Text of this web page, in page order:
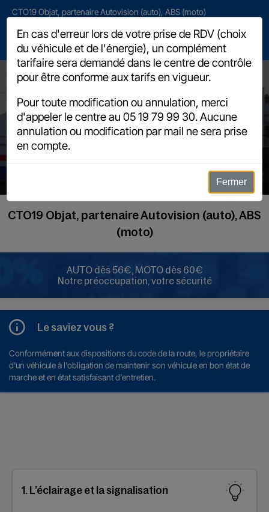
CTO19 Objat, partenaire Autovision (auto), ABS (moto)
2 avenue Henri de Jouvenel, 19130 Objat
05 19 79 99 30
Eviter la contre visite
CTO19 Objat, partenaire Autovision (auto), ABS
(moto)
AUTO dès 56€, MOTO dès 60€
Notre préoccupation, votre sécurité
Le saviez vous ?
Conformément aux dispositions du code de la route, le propriétaire
d'un véhicule à l'obligation de maintenir son véhicule en bon état de
marche et en état satisfaisant d'entretien.
1. L’éclairage et la signalisation
En cas d'erreur lors de votre prise de RDV (choix
du véhicule et de l'énergie), un complément
tarifaire sera demandé dans le centre de contrôle
pour être conforme aux tarifs en vigueur.
Pour toute modification ou annulation, merci
d'appeler le centre au05 19 79 99 30. Aucune
annulation ou modification par mail ne sera prise
en compte.
Fermer